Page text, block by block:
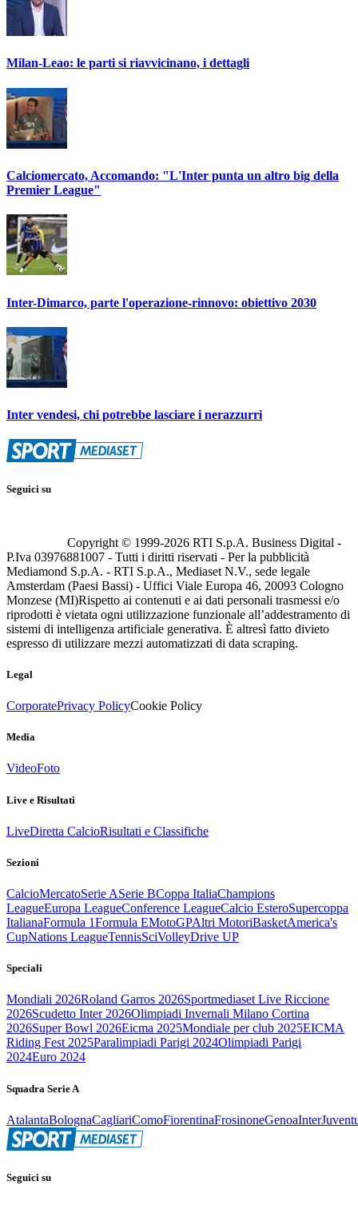
Milan-Leao: le parti si riavvicinano, i dettagli
Calciomercato, Accomando: "L'Inter punta un altro big della
Premier League"
Inter-Dimarco, parte l'operazione-rinnovo: obiettivo 2030
Inter vendesi, chi potrebbe lasciare i nerazzurri
Seguici su
Copyright © 1999-2026 RTI S.p.A. Business Digital -
P.Iva 03976881007 - Tutti i diritti riservati - Per la pubblicità
Mediamond S.p.A. - RTI S.p.A., Mediaset N.V., sede legale
Amsterdam (Paesi Bassi) - Uffici Viale Europa 46, 20093 Cologno
Monzese (MI)Rispetto ai contenuti e ai dati personali trasmessi e/o
riprodotti è vietata ogni utilizzazione funzionale all’addestramento di
sistemi di intelligenza artificiale generativa. È altresì fatto divieto
espresso di utilizzare mezzi automatizzati di data scraping.
Legal
CorporatePrivacy PolicyCookie Policy
Media
VideoFoto
Live e Risultati
LiveDiretta CalcioRisultati e Classifiche
Sezioni
CalcioMercatoSerie ASerie BCoppa ItaliaChampions
LeagueEuropa LeagueConference LeagueCalcio EsteroSupercoppa
ItalianaFormula 1Formula EMotoGPAltri MotoriBasketAmerica's
CupNations LeagueTennisSciVolleyDrive UP
Speciali
Mondiali 2026Roland Garros 2026Sportmediaset Live Riccione
2026Scudetto Inter 2026Olimpiadi Invernali Milano Cortina
2026Super Bowl 2026Eicma 2025Mondiale per club 2025EICMA
Riding Fest 2025Paralimpiadi Parigi 2024Olimpiadi Parigi
2024Euro 2024
Squadra Serie A
AtalantaBolognaCagliariComoFiorentinaFrosinoneGenoaInter
Seguici su